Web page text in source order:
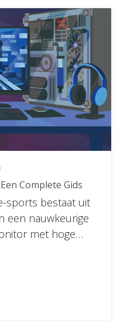
Complete Gids
sports bestaat uit
een nauwkeurige
met hoge